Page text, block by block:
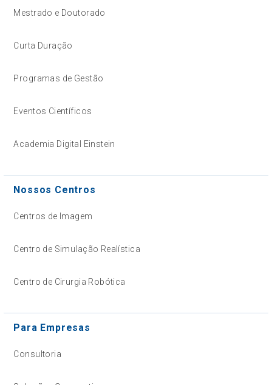
Mestrado e Doutorado
Curta Duração
Programas de Gestão
Eventos Científicos
Academia Digital Einstein
Nossos Centros
Centros de Imagem
Centro de Simulação Realística
Centro de Cirurgia Robótica
Para Empresas
Consultoria